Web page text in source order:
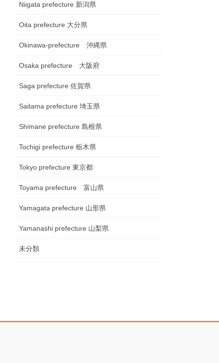
Niigata prefecture 新潟県
Oita prefecture 大分県
Okinawa-prefecture 沖縄県
Osaka prefecture 大阪府
Saga prefecture 佐賀県
Saitama prefecture 埼玉県
Shimane prefecture 島根県
Tochigi prefecture 栃木県
Tokyo prefecture 東京都
Toyama prefecture 富山県
Yamagata prefecture 山形県
Yamanashi prefecture 山梨県
未分類